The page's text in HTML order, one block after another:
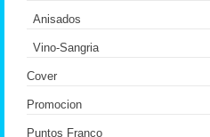
Anisados
Vino-Sangria
Cover
Promocion
Puntos Franco